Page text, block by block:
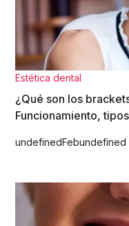
Estética dental
¿Qué son los
Funcionamiento,
undefinedFebundefined